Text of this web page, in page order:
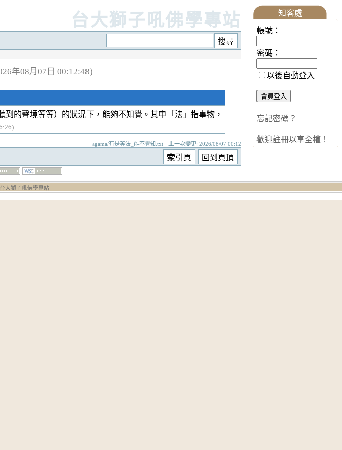
台大獅子吼佛學專站
年08月07日 00:12:48)
的聲境等等）的狀況下，能夠不知覺。其中「法」指事物，
agama/有是等法_能不覺知.txt · 上一次變更: 2026/08/07 00:12
知客處
帳號：
密碼：
以後自動登入
忘記密碼？
歡迎註冊以享全權！
大獅子吼佛學專站